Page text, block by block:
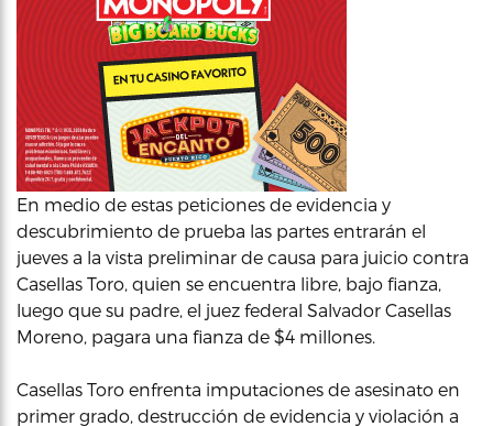
En medio de estas peticiones de evidencia y
descubrimiento de prueba las partes entrarán el
jueves a la vista preliminar de causa para juicio contra
Casellas Toro, quien se encuentra libre, bajo fianza,
luego que su padre, el juez federal Salvador Casellas
Moreno, pagara una fianza de $4 millones.
Casellas Toro enfrenta imputaciones de asesinato en
primer grado, destrucción de evidencia y violación a